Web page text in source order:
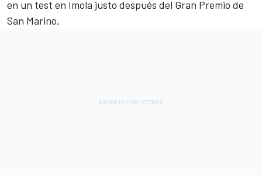
en un test en Imola justo después del Gran Premio de
San Marino.